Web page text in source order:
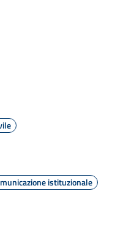
istituzionale